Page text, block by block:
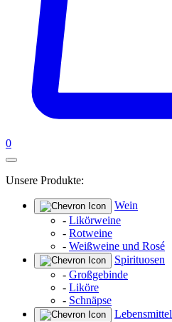
0
Unsere Produkte:
Wein
- Likörweine
- Rotweine
- Weißweine und Rosé
Spirituosen
- Großgebinde
- Liköre
- Schnäpse
Lebensmittel